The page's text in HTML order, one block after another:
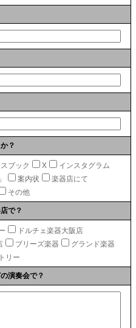
？
ブック X
インスタグラム
案内状
楽器店にて
その他
で？
ドルチェ楽器大阪店
ブリーズ楽器
グランド楽器
リー
演奏会で？